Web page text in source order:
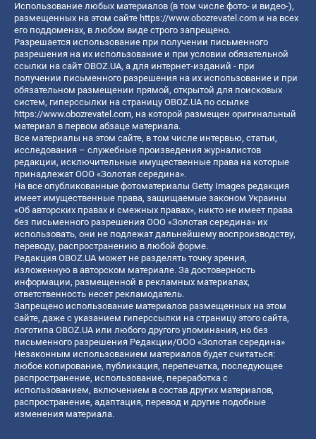
Использование любых материалов (в том числе фото- и видео-),
размещенных на этом сайте https://www.obozrevatel.com и на всех
его поддоменах, в любом виде строго запрещено.
Разрешается использование при получении письменного
разрешения на их использование и при условии обязательной
ссылки на сайт OBOZ.UA, а для интернет-изданий - при
получении письменного разрешения на их использование и при
обязательном размещении прямой, открытой для поисковых
систем, гиперссылки на страницу OBOZ.UA по ссылке
https://www.obozrevatel.com, на которой размещен оригинальный
материал в первом абзаце материала.
Все материалы на этом сайте, в том числе интервью, статьи,
исследования – служебные произведения журналистов
редакции, исключительные имущественные права на которые
принадлежат ООО «Золотая середина».
На все опубликованные фотоматериалы Getty Images редакция
имеет имущественные права, защищаемые законом Украины
«Об авторских правах и смежных правах», никто не имеет права
без письменного разрешения ООО «Золотая середина» их
использовать, они не подлежат дальнейшему воспроизводству,
переводу, распространению в любой форме.
Редакция OBOZ.UA может не разделять точку зрения,
изложенную в авторском материале. За достоверность
информации, размещенной в рекламных материалах,
ответственность несет рекламодатель.
Запрещено использование материалов размещенных на этом
сайте, даже с указанием гиперссылки на страницу этого сайта,
логотипа OBOZ.UA или любого другого упоминания, но без
письменного разрешения Редакции/ООО «Золотая середина»
Незаконным использованием материалов будет считаться:
любое копирование, публикация, перепечатка, последующее
распространение, использование, переработка с
использованием, включением в состав других материалов,
распространение, адаптация, перевод и другие подобные
изменения материала.